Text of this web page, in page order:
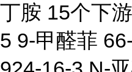
丁胺 15个下
5 9-甲醛菲